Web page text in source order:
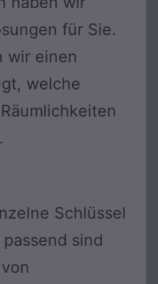
für Sie.
wir einen
welche
Schlüssel
sind